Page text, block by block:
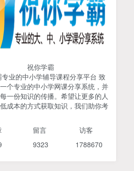
读
中学教材全解》2025-2026七八九
2026版《浙大优辅》数学公
式定理导引（小学+初中+高
中全套）PDF
3个月前 497人已阅读
（分龄版/年龄阶段分类）
4个月前 486人已阅读
学霸
业的中小学辅导课程分享平台 致
个专业的中小学网课分享系统，并
一份知识的传播。希望让更多的人
成本的方式获取知识，我们助你考
章 留言 访客
9323 1788670